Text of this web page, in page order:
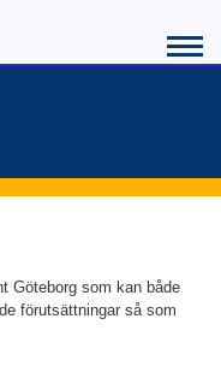
Göteborg som kan både
förutsättningar så som